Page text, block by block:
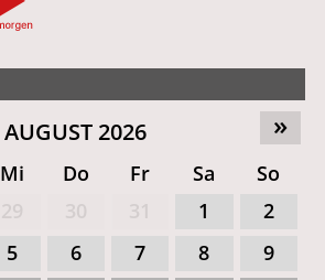
»
AUGUST 2026
Mi Do Fr Sa
So
1
2
5 6 7 8
9